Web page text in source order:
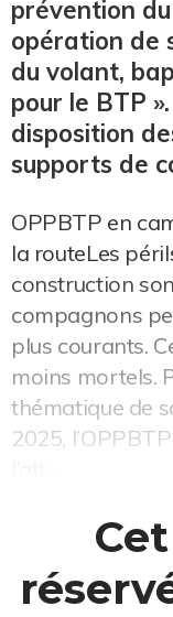
prévention
opération de
du volant,
pour le BTP
disposition
supports de
OPPBTP en
la routeLes
construction
compagnons
plus courants.
moins mortels.
thématique de
2025,